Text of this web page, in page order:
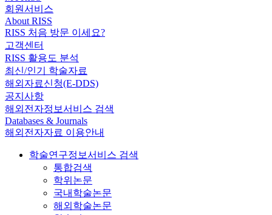
회원서비스
About RISS
RISS 처음 방문 이세요?
고객센터
RISS 활용도 분석
최신/인기 학술자료
해외자료신청(E-DDS)
공지사항
해외전자정보서비스 검색
Databases & Journals
해외전자자료 이용안내
학술연구정보서비스 검색
통합검색
학위논문
국내학술논문
해외학술논문